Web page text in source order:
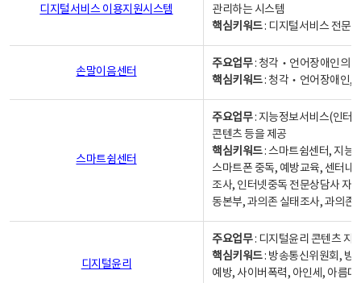
디지털서비스 이용지원시스템
관리하는 시스템
핵심키워드: 디지털서비스 전문
손말이음센터
주요업무: 청각‧언어장애인의
핵심키워드: 청각‧언어장애인,
스마트쉼센터
주요업무: 지능정보서비스(인터
콘텐츠 등을 제공
핵심키워드: 스마트쉼센터, 지능
스마트폰 중독, 예방교육, 센터내
조사, 인터넷중독 전문상담사 자
동본부, 과의존 실태조사, 과의존
디지털윤리
주요업무: 디지털윤리 콘텐츠 지
핵심키워드: 방송통신위원회, 방
예방, 사이버폭력, 아인세, 아름